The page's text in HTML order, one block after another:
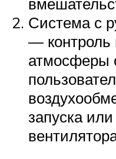
Система с
— контроль
атмосферы
запуска